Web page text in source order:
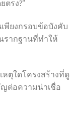
รง?”
พียงกรอบข้อบังคับ
รากฐานที่ทำให้
ตุใดโครงสร้างที่ดู
ญต่อความน่าเชื่อ